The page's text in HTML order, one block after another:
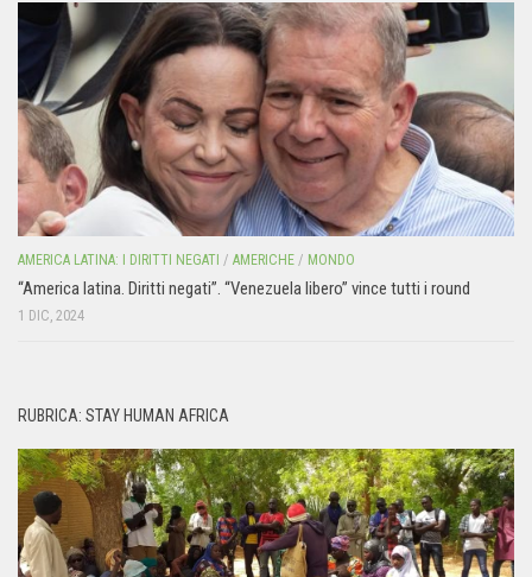
AMERICA LATINA: I DIRITTI NEGATI / AMERICHE / MONDO
“America latina. Diritti negati”. “Venezuela libero” vince tutti i round
1 DIC, 2024
RUBRICA: STAY HUMAN AFRICA